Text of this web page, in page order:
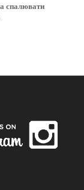
спалювати